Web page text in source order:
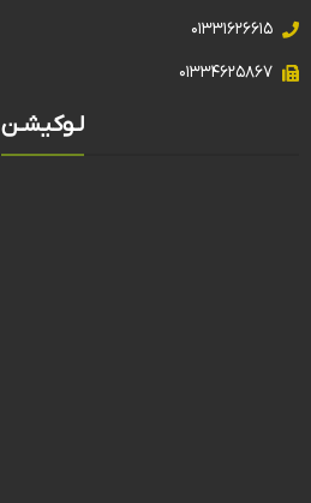
۰۱۳۳۱۶۲۶۶۱۵
۰۱۳۳۴۶۲۵۸۶۷
لـوکیشـن